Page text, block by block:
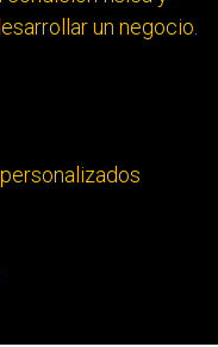
un negocio.